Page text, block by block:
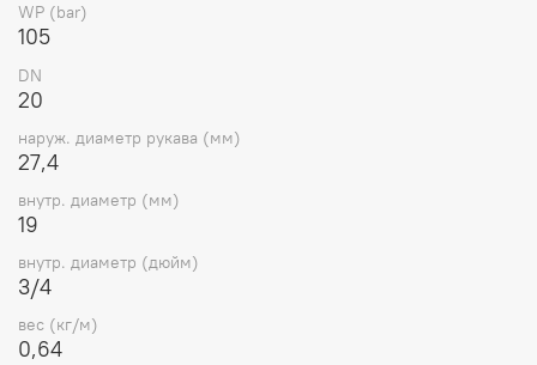
Наружный слой РВД:
резина, стойкая к воздействию масла, топлива,
атмосферных осадков, ультрафиолетового излучения.
Рабочая температура РВД:
воздуха макс. + 70ºС.
Характеристики
Артикул Бренд
(bar)
VS-
1SN20-
WP (bar)
105
DN
20
наруж. диаметр рукава (мм)
27,4
внутр. диаметр (мм)
19
внутр. диаметр (дюйм)
3/4
вес (кг/м)
0,64